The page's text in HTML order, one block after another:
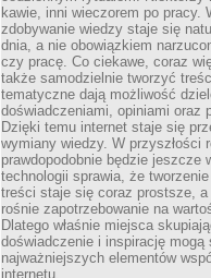
kawie, inni wieczorem po pracy.
zdobywanie wiedzy staje się
dnia, a nie obowiązkiem
czy pracę. Co ciekawe, coraz
także samodzielnie tworzyć
tematyczne dają możliwość
doświadczeniami, opiniami oraz
Dzięki temu internet staje się
wymiany wiedzy. W przyszłości
prawdopodobnie będzie jeszcze
technologii sprawia, że
treści staje się coraz prostsze, a
rośnie zapotrzebowanie na
Dlatego właśnie miejsca
doświadczenie i inspirację
najważniejszych elementów
internetu.